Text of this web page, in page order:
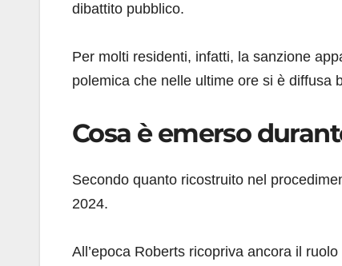
dibattito pubblico.
Per molti residenti, infatti, la sanzione
polemica che nelle ultime ore si è diffusa
Cosa è emerso
Secondo quanto ricostruito nel
2024.
All’epoca Roberts ricopriva ancora il